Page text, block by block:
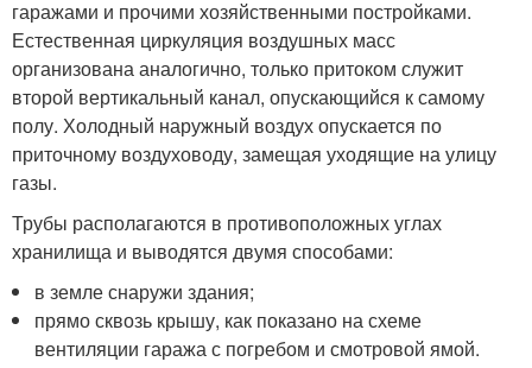
гаражами и прочими хозяйственными постройками.
Естественная циркуляция воздушных масс
организована аналогично, только притоком служит
второй вертикальный канал, опускающийся к самому
полу. Холодный наружный воздух опускается по
приточному воздуховоду, замещая уходящие на улицу
газы.
Трубы располагаются в противоположных углах
хранилища и выводятся двумя способами:
в земле снаружи здания;
прямо сквозь крышу, как показано на схеме
вентиляции гаража с погребом и смотровой ямой.